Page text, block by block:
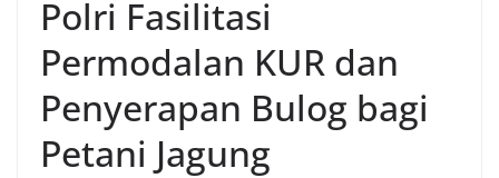
Polri Fasilitasi
Permodalan KUR dan
Penyerapan Bulog bagi
Petani Jagung